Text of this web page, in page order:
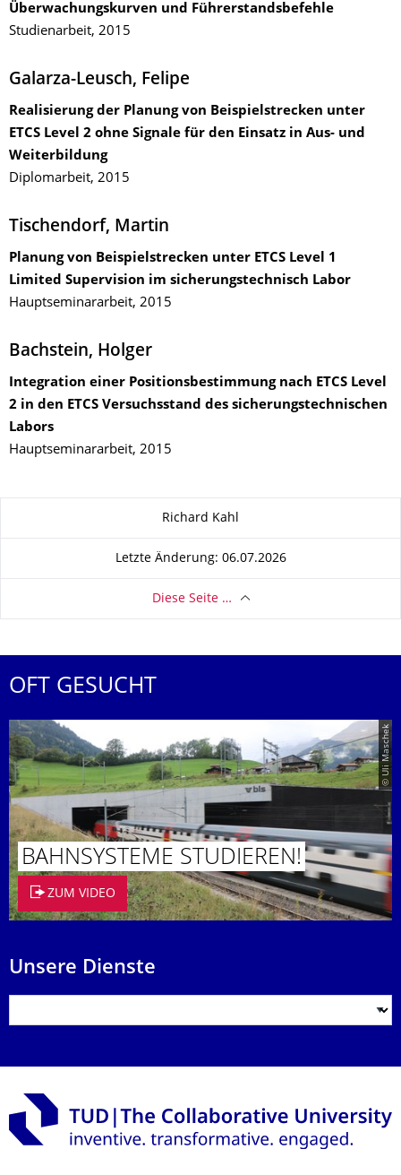
Überwachungskurven und Führerstandsbefehle
Studienarbeit, 2015
Galarza-Leusch, Felipe
Realisierung der Planung von Beispielstrecken unter
ETCS Level 2 ohne Signale für den Einsatz in Aus- und
Weiterbildung
Diplomarbeit, 2015
Tischendorf, Martin
Planung von Beispielstrecken unter ETCS Level 1
Limited Supervision im sicherungstechnisch Labor
Hauptseminararbeit, 2015
Bachstein, Holger
Integration einer Positionsbestimmung nach ETCS Level
2 in den ETCS Versuchsstand des sicherungstechnischen
Labors
Hauptseminararbeit, 2015
Richard Kahl
Letzte Änderung: 06.07.2026
Diese Seite …
OFT GESUCHT
© Uli Maschek
BAHNSYSTEME STUDIEREN!
ZUM VIDEO
Unsere Dienste